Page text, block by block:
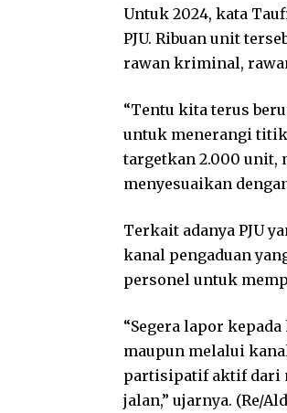
Untuk 2024, kata
PJU. Ribuan unit
rawan kriminal,
“Tentu kita terus
untuk menerangi
targetkan 2.000 unit,
menyesuaikan
Terkait adanya PJU
kanal pengaduan
personel untuk
“Segera lapor
maupun melalui
partisipatif aktif dari
jalan,” ujarnya. (Re/